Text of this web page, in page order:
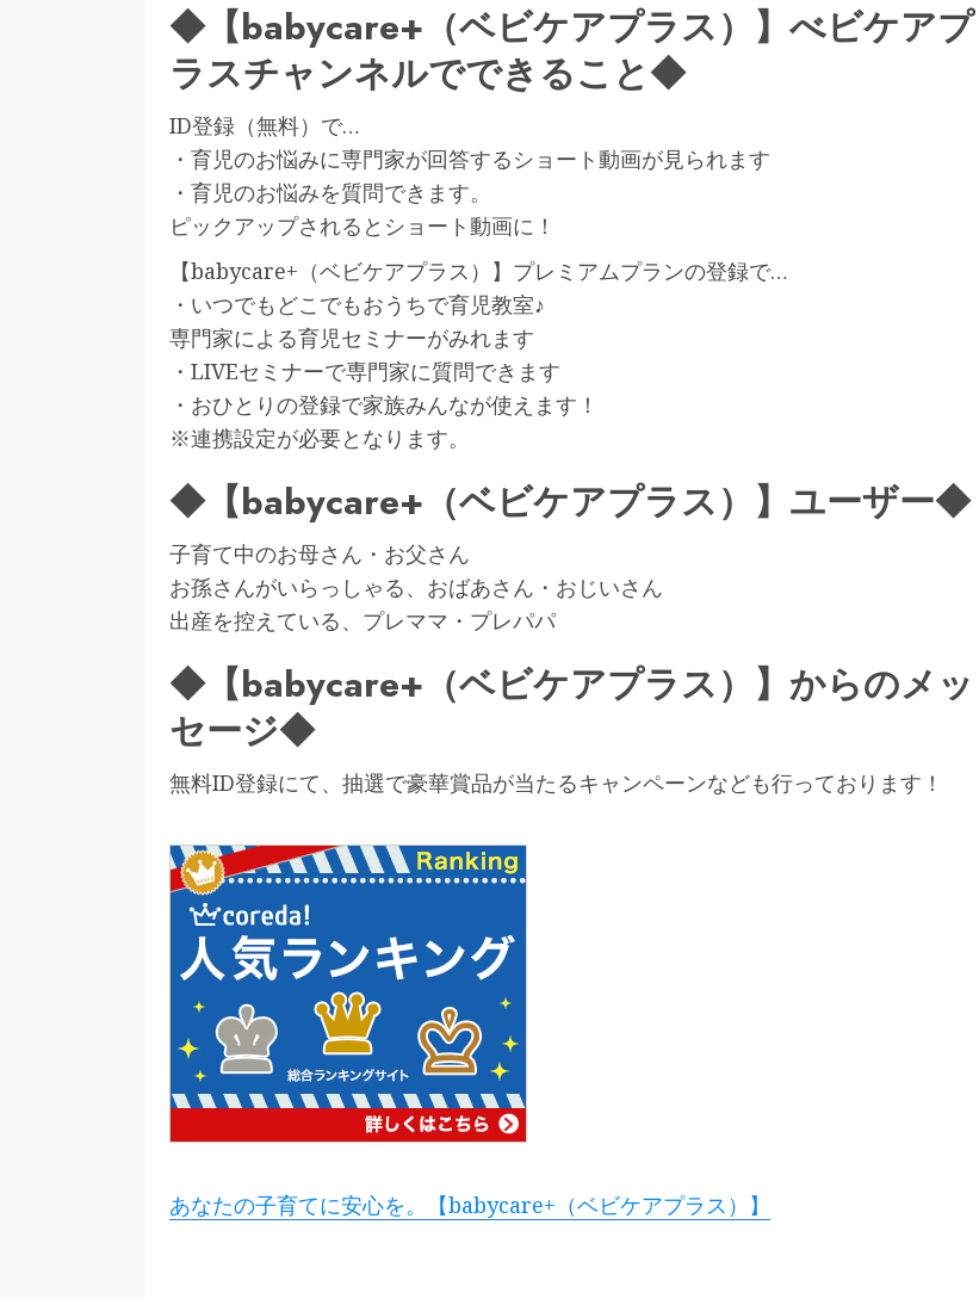
◆【babycare+（ベビケアプラス）】べビケアプ
ラスチャンネルでできること◆
ID登録（無料）で…
・育児のお悩みに専門家が回答するショート動画が見られます
・育児のお悩みを質問できます。
ピックアップされるとショート動画に！
【babycare+（ベビケアプラス）】プレミアムプランの登録で…
・いつでもどこでもおうちで育児教室♪
専門家による育児セミナーがみれます
・LIVEセミナーで専門家に質問できます
・おひとりの登録で家族みんなが使えます！
※連携設定が必要となります。
◆【babycare+（ベビケアプラス）】ユーザー◆
子育て中のお母さん・お父さん
お孫さんがいらっしゃる、おばあさん・おじいさん
出産を控えている、プレママ・プレパパ
◆【babycare+（ベビケアプラス）】からのメッ
セージ◆
無料ID登録にて、抽選で豪華賞品が当たるキャンペーンなども行っております！
あなたの子育てに安心を。【babycare+（ベビケアプラス）】